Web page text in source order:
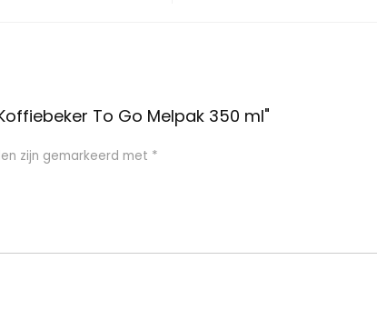
To Go Melpak 350 ml"
zijn gemarkeerd met *